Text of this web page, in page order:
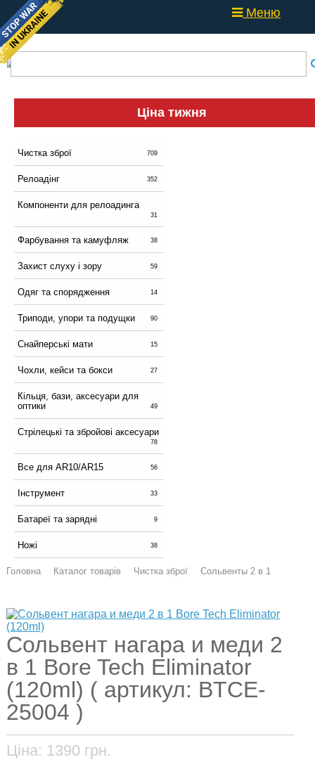
Меню
Ціна тижня
Чистка зброї 709
Релоадінг 352
Компоненти для релоадинга
31
Фарбування та камуфляж 38
Захист слуху і зору 59
Одяг та спорядження 14
Триподи, упори та подущки 90
Снайперські мати 15
Чохли, кейси та бокси 27
Кільця, бази, аксесуари для
оптики
49
Стрілецькі та збройові аксесуари
78
Все для AR10/AR15 56
Інструмент 33
Батареї та зарядні 9
Ножі 38
Головна Каталог товарів Чистка зброї Сольвенты 2 в 1
Сольвент нагара и меди 2
в 1 Bore Tech Eliminator
(120ml) ( артикул: BTCE-
25004 )
Ціна: 1390 грн.